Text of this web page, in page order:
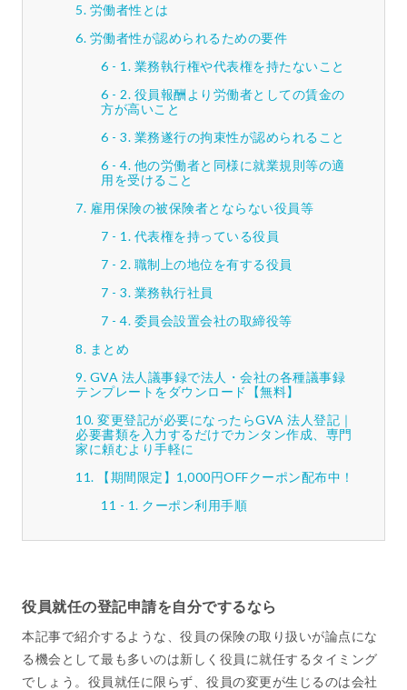
労働者性とは
労働者性が認められるための要件
業務執行権や代表権を持たないこと
役員報酬より労働者としての賃金の
方が高いこと
業務遂行の拘束性が認められること
他の労働者と同様に就業規則等の適
用を受けること
雇用保険の被保険者とならない役員等
代表権を持っている役員
職制上の地位を有する役員
業務執行社員
委員会設置会社の取締役等
まとめ
GVA 法人議事録で法人・会社の各種議事録
テンプレートをダウンロード【無料】
変更登記が必要になったらGVA 法人登記｜
必要書類を入力するだけでカンタン作成、専門
家に頼むより手軽に
【期間限定】1,000円OFFクーポン配布中！
クーポン利用手順
役員就任の登記申請を自分でするなら
本記事で紹介するような、役員の保険の取り扱いが論点にな
る機会として最も多いのは新しく役員に就任するタイミング
でしょう。役員就任に限らず、役員の変更が生じるのは会社